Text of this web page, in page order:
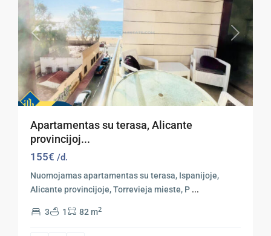
Previous Next
Apartamentas su terasa, Alicante
provincijoj...
155€ /d.
Nuomojamas apartamentas su terasa, Ispanijoje,
Alicante provincijoje, Torrevieja mieste, P ...
3 1 82 m2